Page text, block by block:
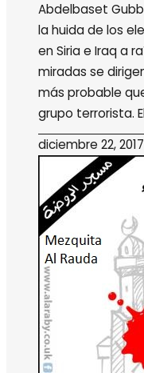
Abdelbaset
la huida de los
en Siria e Iraq a
miradas se
más probable
grupo terrorista.
diciembre 22, 2017